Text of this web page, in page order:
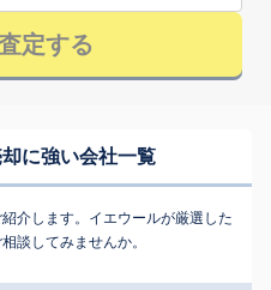
定する
に強い会社一覧
介します。イエウールが厳選した
談してみませんか。